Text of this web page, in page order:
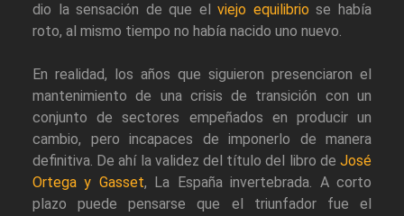
dio la sensación de que elviejo equilibrio se había
roto, al mismo tiempo no había nacido uno nuevo.
En realidad, los años que siguieron presenciaron el
mantenimiento de una crisis de transición con un
conjunto de sectores empeñados en producir un
cambio, pero incapaces de imponerlo de manera
definitiva. De ahí la validez del título del libro de José
Ortega y Gasset, La España invertebrada. A corto
plazo puede pensarse que el triunfador fue el